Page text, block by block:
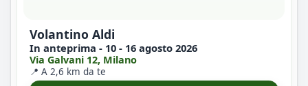
Volantino Aldi
In anteprima - 10 - 16 agosto 2026
Via Galvani 12, Milano
📍 A 2,6 km da te